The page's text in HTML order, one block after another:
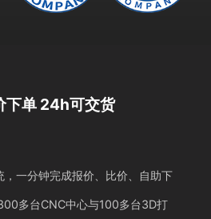
下单 24h可交货
，一分钟完成报价、比价、自助下
多台CNC中心与100多台3D打